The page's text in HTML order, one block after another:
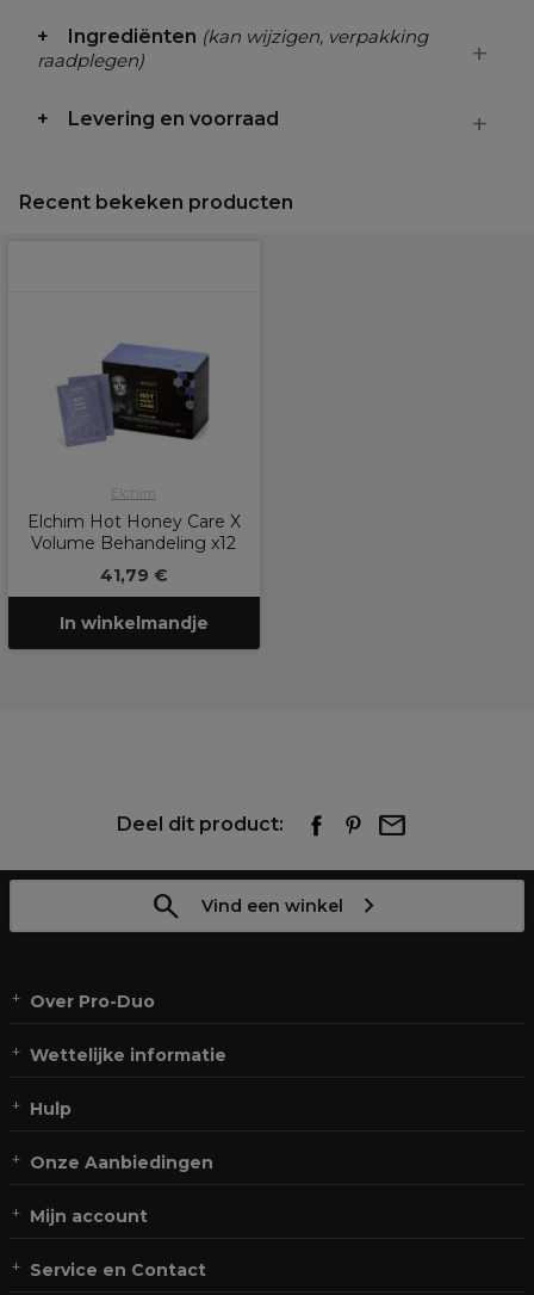
Ingrediënten (kan wijzigen, verpakking
raadplegen)
Levering en voorraad
Recent bekeken producten
Elchim
Elchim Hot Honey Care X
Volume Behandeling x12
41,79 €
In winkelmandje
Deel dit product:
Vind een winkel
Over Pro-Duo
Wettelijke informatie
Hulp
Onze Aanbiedingen
Mijn account
Service en Contact